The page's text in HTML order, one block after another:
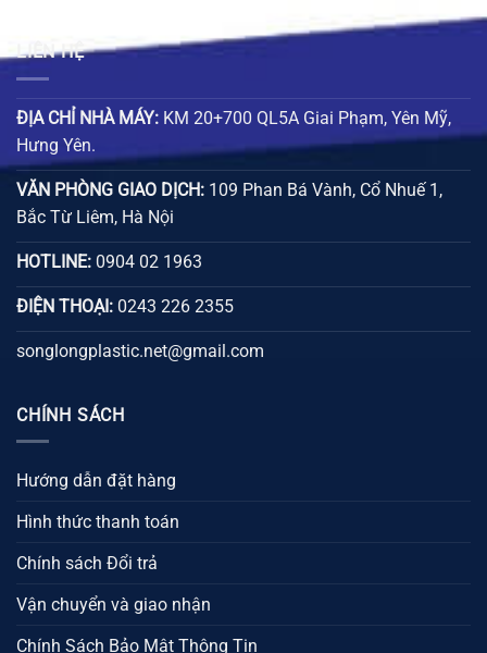
LIÊN HỆ
ĐỊA CHỈ NHÀ MÁY: KM 20+700 QL5A Giai Phạm, Yên Mỹ,
Hưng Yên.
VĂN PHÒNG GIAO DỊCH: 109 Phan Bá Vành, Cổ Nhuế 1,
Bắc Từ Liêm, Hà Nội
HOTLINE: 0904 02 1963
ĐIỆN THOẠI: 0243 226 2355
songlongplastic.net@gmail.com
CHÍNH SÁCH
Hướng dẫn đặt hàng
Hình thức thanh toán
Chính sách Đổi trả
Vận chuyển và giao nhận
Chính Sách Bảo Mật Thông Tin